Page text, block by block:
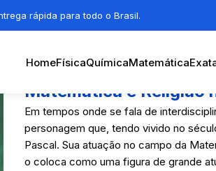
rápida para todo o Brasil.
HomeFísicaQuímicaMatemática
Matemática e Religião
Em tempos onde se fala de
personagem que, tendo vivido no
Pascal. Sua atuação no campo da
o coloca como uma figura de grande